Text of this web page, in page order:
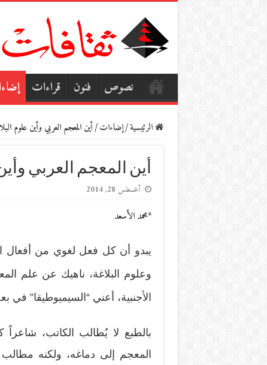
نصوص فنون قراءات
الرئيسية/إضاءات/أين المعجم العربي وأين علوم
أين المعجم العربي
أغسطس 28, 2014
*محمد الأسعد
يبدو أن كل فعل لغوي من أفعال
وعلوم البلاغة، ناهيك عن علم
الأجنبية، أعني “السيميوطيقا” في
بالطبع لا يُطالب الكاتب، شاعراً
المعجم إلى دماغه، ولكنه